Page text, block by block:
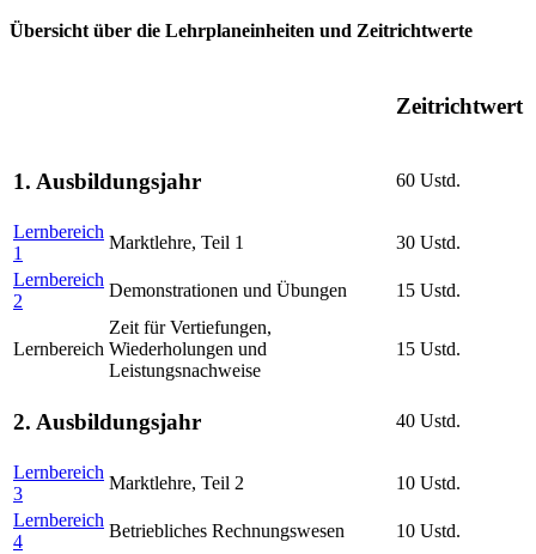
Übersicht über die Lehrplaneinheiten und Zeitrichtwerte
Zeitrichtwert
1. Ausbildungsjahr 60 Ustd.
Lernbereich
1
Marktlehre, Teil 1
30 Ustd.
Lernbereich
2
Demonstrationen und Übungen 15 Ustd.
Lernbereich
Zeit für Vertiefungen,
Wiederholungen und
Leistungsnachweise
15 Ustd.
2. Ausbildungsjahr 40 Ustd.
Lernbereich
3
Marktlehre, Teil 2
10 Ustd.
Lernbereich
4
Betriebliches Rechnungswesen
10 Ustd.